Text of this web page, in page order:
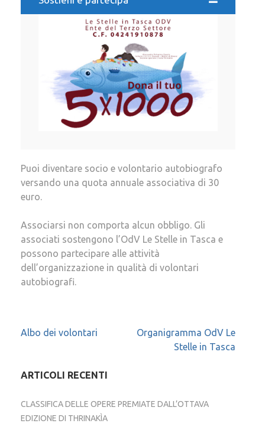
Puoi diventare socio e volontario autobiografo
versando una quota annuale associativa di 30
euro.
Associarsi non comporta alcun obbligo. Gli
associati sostengono l’OdV Le Stelle in Tasca e
possono partecipare alle attività
dell’organizzazione in qualità di volontari
autobiografi.
Navigazione
Albo dei volontari
Organigramma OdV Le
Stelle in Tasca
ARTICOLI RECENTI
CLASSIFICA DELLE OPERE PREMIATE DALL’OTTAVA
EDIZIONE DI THRINAKÌA